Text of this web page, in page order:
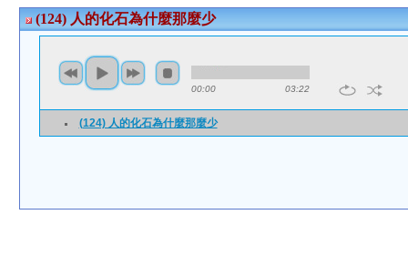
(124) 人的化石為什麼那麼少
00:00 03:22
(124) 人的化石為什麼那麼少